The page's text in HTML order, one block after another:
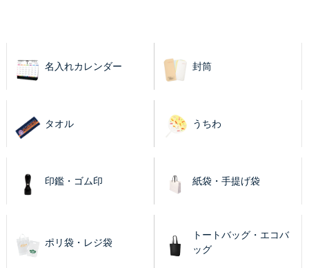
名入れカレンダー 封筒
タオル うちわ
印鑑・ゴム印 紙袋・手提げ袋
ポリ袋・レジ袋
トートバッグ・エコバ
ッグ